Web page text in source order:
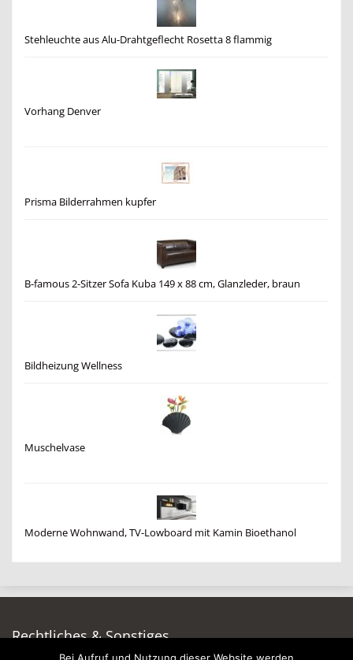
Stehleuchte aus Alu-Drahtgeflecht Rosetta 8 flammig
Vorhang Denver
Prisma Bilderrahmen kupfer
B-famous 2-Sitzer Sofa Kuba 149 x 88 cm, Glanzleder, braun
Bildheizung Wellness
Muschelvase
Moderne Wohnwand, TV-Lowboard mit Kamin Bioethanol
Rechtliches & Sonstiges